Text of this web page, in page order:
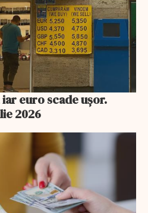
euro scade ușor.
2026